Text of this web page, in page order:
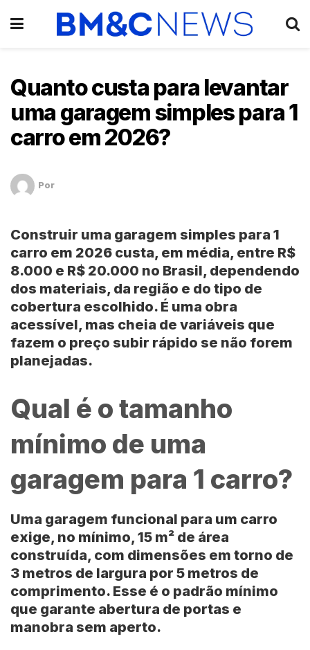
Quanto custa para levantar
uma garagem simples para 1
carro em 2026?
Por
Construir uma garagem simples para 1
carro em 2026 custa, em média, entre R$
8.000 e R$ 20.000 no Brasil, dependendo
dos materiais, da região e do tipo de
cobertura escolhido. É uma obra
acessível, mas cheia de variáveis que
fazem o preço subir rápido se não forem
planejadas.
Qual é o tamanho
mínimo de uma
garagem para 1 carro?
Uma garagem funcional para um carro
exige, no mínimo,15 m² de área
construída, com dimensões em torno de
3 metros de largura por 5 metros de
comprimento. Esse é o padrão mínimo
que garante abertura de portas e
manobra sem aperto.